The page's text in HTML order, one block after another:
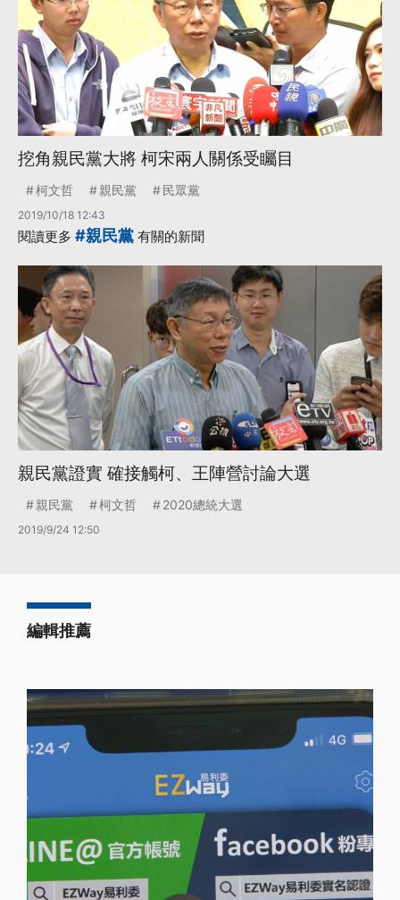
挖角親民黨大將 柯宋兩人關係受矚目
柯文哲 親民黨 民眾黨
2019/10/18 12:43
閱讀更多 #親民黨 有關的新聞
親民黨證實 確接觸柯、王陣營討論大選
親民黨 柯文哲 2020總統大選
2019/9/24 12:50
編輯推薦